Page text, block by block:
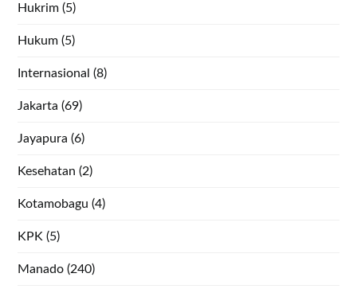
Hukrim (5)
Hukum (5)
Internasional (8)
Jakarta (69)
Jayapura (6)
Kesehatan (2)
Kotamobagu (4)
KPK (5)
Manado (240)